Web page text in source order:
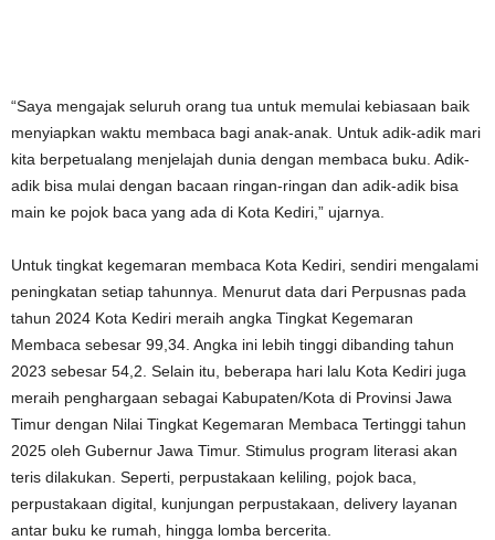
“Saya mengajak seluruh orang tua untuk memulai kebiasaan baik
menyiapkan waktu membaca bagi anak-anak. Untuk adik-adik mari
kita berpetualang menjelajah dunia dengan membaca buku. Adik-
adik bisa mulai dengan bacaan ringan-ringan dan adik-adik bisa
main ke pojok baca yang ada di Kota Kediri,” ujarnya.
Untuk tingkat kegemaran membaca Kota Kediri, sendiri mengalami
peningkatan setiap tahunnya. Menurut data dari Perpusnas pada
tahun 2024 Kota Kediri meraih angka Tingkat Kegemaran
Membaca sebesar 99,34. Angka ini lebih tinggi dibanding tahun
2023 sebesar 54,2. Selain itu, beberapa hari lalu Kota Kediri juga
meraih penghargaan sebagai Kabupaten/Kota di Provinsi Jawa
Timur dengan Nilai Tingkat Kegemaran Membaca Tertinggi tahun
2025 oleh Gubernur Jawa Timur. Stimulus program literasi akan
teris dilakukan. Seperti, perpustakaan keliling, pojok baca,
perpustakaan digital, kunjungan perpustakaan, delivery layanan
antar buku ke rumah, hingga lomba bercerita.